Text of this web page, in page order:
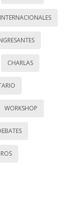
CHARLAS
WORKSHOP